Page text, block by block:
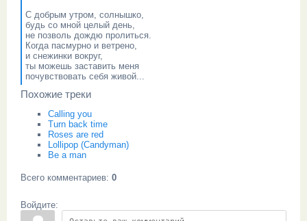
С добрым утром, солнышко,
будь со мной целый день,
не позволь дождю пролиться.
Когда пасмурно и ветрено,
и снежинки вокруг,
ты можешь заставить меня
почувствовать себя живой...
Похожие треки
Calling you
Turn back time
Roses are red
Lollipop (Candyman)
Be a man
Всего комментариев: 0
Войдите: